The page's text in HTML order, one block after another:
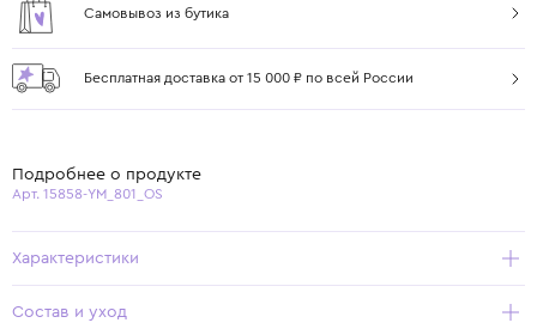
Самовывоз из бутика
Бесплатная доставка от 15 000 ₽ по всей России
Подробнее о продукте
Арт. 15858-YM_801_OS
Характеристики
Состав и уход